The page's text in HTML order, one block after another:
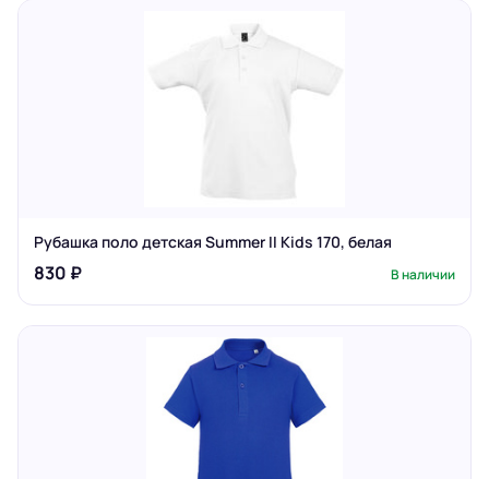
Рубашка поло детская Summer II Kids 170, белая
830 ₽ В наличии